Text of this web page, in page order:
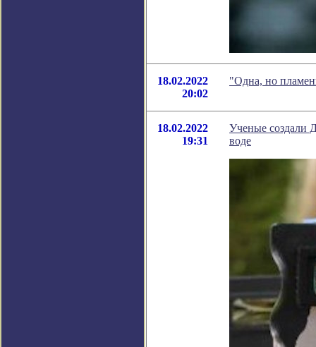
18.02.2022
20:02
"Одна, но
18.02.2022
19:31
Ученые создали
воде